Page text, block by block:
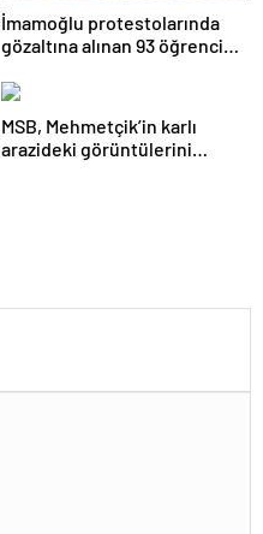
İmamoğlu protestolarında
gözaltına alınan 93 öğrenci
MSB, Mehmetçik’in karlı
arazideki görüntülerini